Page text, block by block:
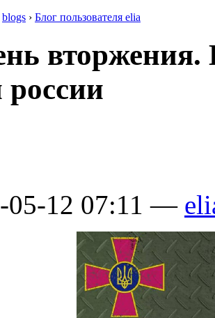
blogs › Блог пользователя elia
россии
05-12 07:11 —